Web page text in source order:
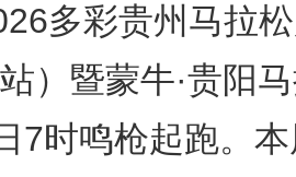
多彩贵州马拉松
）暨蒙牛·贵阳
7时鸣枪起跑。